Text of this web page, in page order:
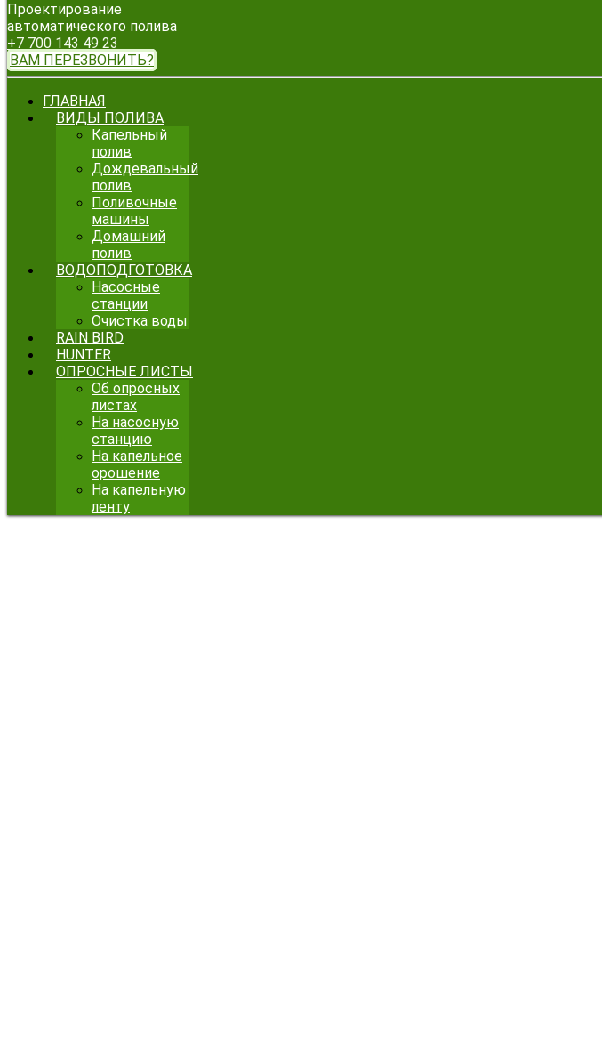
Проектирование
автоматического полива
+7 700 143 49 23
ВАМ ПЕРЕЗВОНИТЬ?
ГЛАВНАЯ
ВИДЫ ПОЛИВА
Капельный
полив
Дождевальный
полив
Поливочные
машины
Домашний
полив
ВОДОПОДГОТОВКА
Насосные
станции
Очистка воды
RAIN BIRD
HUNTER
ОПРОСНЫЕ ЛИСТЫ
Об опросных
листах
На насосную
станцию
На капельное
орошение
На капельную
ленту